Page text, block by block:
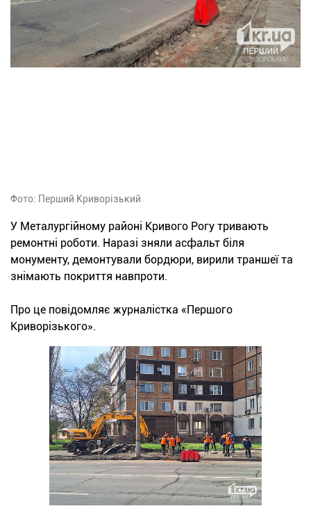
Фото: Перший Криворізький
У Металургійному районі Кривого Рогу тривають
ремонтні роботи. Наразі зняли асфальт біля
монументу, демонтували бордюри, вирили траншеї та
знімають покриття навпроти.
Про це повідомляє журналістка «Першого
Криворізького».